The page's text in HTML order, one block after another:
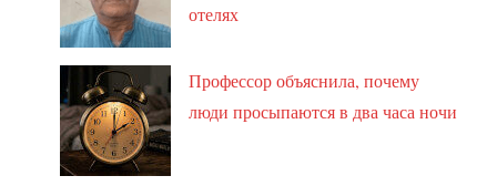
отелях
Профессор объяснила, почему
люди просыпаются в два часа ночи